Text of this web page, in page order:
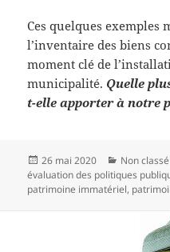
Ces quelques exemples
l’inventaire des biens
moment clé de
municipalité. Quelle
t-elle apporter à notre
Publié
le
26 mai 2020 Catégories
Non classé
évaluation des politiques
patrimoine immatériel,